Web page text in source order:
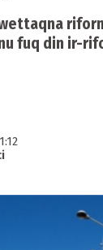
fuq din ir-